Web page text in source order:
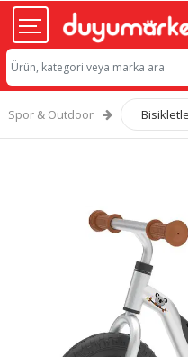
Spor & Outdoor